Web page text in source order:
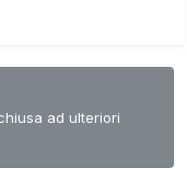
ad ulteriori